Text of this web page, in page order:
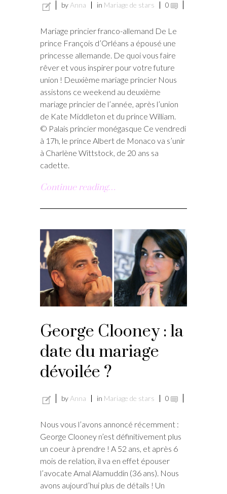
by Anna in Mariage de stars 0
Mariage princier franco-allemand De Le
prince François d’Orléans a épousé une
princesse allemande. De quoi vous faire
rêver et vous inspirer pour votre future
union ! Deuxième mariage princier Nous
assistons ce weekend au deuxième
mariage princier de l’année, après l’union
de Kate Middleton et du prince William.
© Palais princier monégasque Ce vendredi
à 17h, le prince Albert de Monaco va s’unir
à Charlène Wittstock, de 20 ans sa
cadette.
Continue reading…
George Clooney : la
date du mariage
dévoilée ?
byAnna in Mariage de stars 0
Nous vous l’avons annoncé récemment :
George Clooney n’est définitivement plus
un coeur à prendre ! A 52 ans, et après 6
mois de relation, il va en effet épouser
l’avocate Amal Alamuddin (36 ans). Nous
avons aujourd’hui plus de détails ! Un